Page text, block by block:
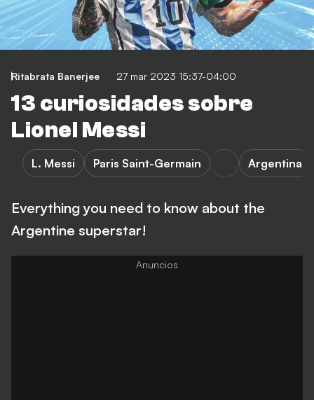
Ritabrata Banerjee 27 mar 2023 15:37-04:00
13 curiosidades sobre
Lionel Messi
L. Messi Paris Saint-Germain Argentina
Everything you need to know about the
Argentine superstar!